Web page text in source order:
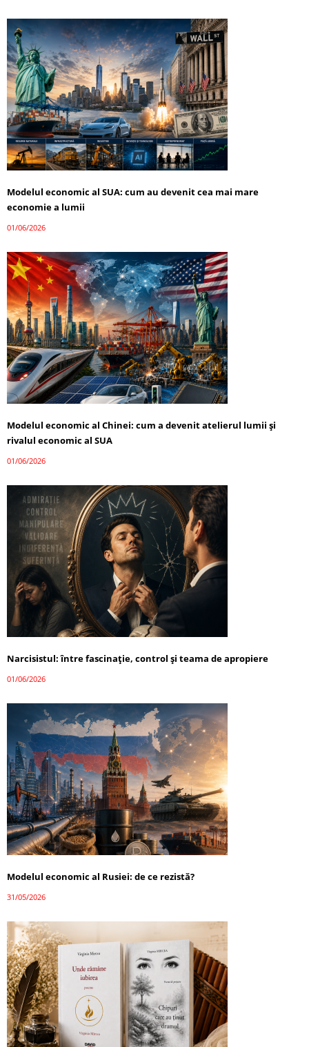
Modelul economic al SUA: cum au devenit cea mai mare
economie a lumii
01/06/2026
Modelul economic al Chinei: cum a devenit atelierul lumii și
rivalul economic al SUA
01/06/2026
Narcisistul: între fascinație, control și teama de apropiere
01/06/2026
Modelul economic al Rusiei: de ce rezistă?
31/05/2026